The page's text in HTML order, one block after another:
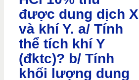
được dung dịch X
và khí Y. a/ Tính
thể tích khí Y
(đktc)? b/ Tính
khối lượng dung